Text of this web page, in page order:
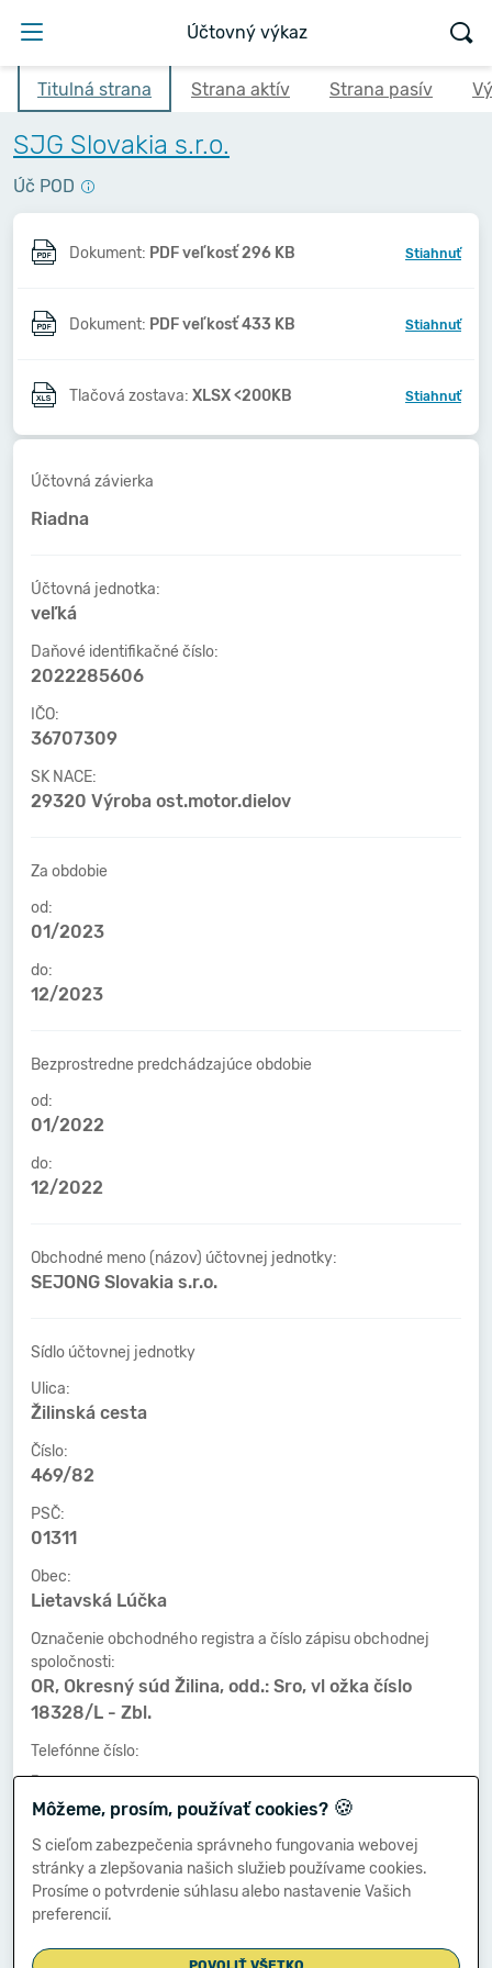
Účtovný výkaz
Titulná strana Strana aktív Strana pasív
SJG Slovakia s.r.o.
Úč POD
Dokument: PDF veľkosť 296 KB Stiahnuť
Dokument: PDF veľkosť 433 KB Stiahnuť
Tlačová zostava: XLSX <200KB Stiahnuť
Účtovná závierka
Riadna
Účtovná jednotka:
veľká
Daňové identifikačné číslo:
2022285606
IČO:
36707309
SK NACE:
29320 Výroba ost.motor.dielov
Za obdobie
od:
01/2023
do:
12/2023
Bezprostredne predchádzajúce obdobie
od:
01/2022
do:
12/2022
Obchodné meno (názov) účtovnej jednotky:
SEJONG Slovakia s.r.o.
Sídlo účtovnej jednotky
Ulica:
Žilinská cesta
Číslo:
469/82
PSČ:
01311
Obec:
Lietavská Lúčka
Označenie obchodného registra a číslo zápisu obchodnej
spoločnosti:
OR, Okresný súd Žilina, odd.: Sro, vl ožka číslo
18328/L - Zbl.
Telefónne číslo:
-
Faxové číslo:
-
E-mailová adresa:
-
Môžeme, prosím, používať cookies? 🍪
S cieľom zabezpečenia správneho fungovania webovej
stránky a zlepšovania našich služieb používame cookies.
Prosíme o potvrdenie súhlasu alebo nastavenie Vašich
preferencií.